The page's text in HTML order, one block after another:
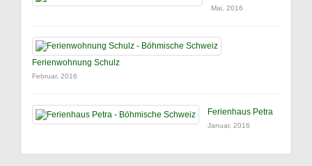
Mai, 2016
Ferienwohnung Schulz
Februar, 2016
Ferienhaus Petra
Januar, 2016